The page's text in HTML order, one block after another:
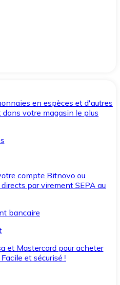
en espèces et d'autres
votre magasin le plus
compte Bitnovo ou
par virement SEPA au
bancaire
et Mastercard pour acheter
et sécurisé !